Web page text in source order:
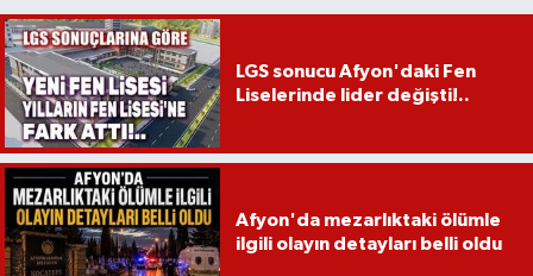
LGS sonucu Afyon'daki Fen
Liselerinde lider değişti!..
Afyon'da mezarlıktaki ölümle
ilgili olayın detayları belli oldu